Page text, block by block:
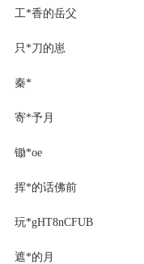
工*香的岳父
只*刀的崽
秦*
寄*予月
锄*oe
挥*的话佛前
玩*gHT8nCFUB
遮*的月